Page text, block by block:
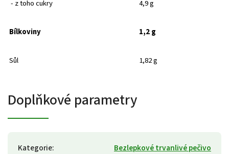
- z toho cukry 4,9 g
Bílkoviny 1,2 g
Sůl 1,82 g
Doplňkové parametry
Kategorie:
Bezlepkové trvanlivé pečivo